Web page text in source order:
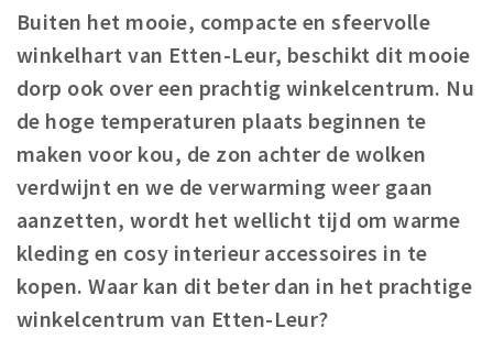
Winkelgebieden
Parkeren
Bezienswaardigheden
Musea, theaters & podia
Uitjes & activiteiten
Toeristische routes
Natuurgebieden
Baroniepoorten
Sport
Buiten het mooie, compacte en sfeervolle
winkelhart van Etten-Leur, beschikt dit mooie
dorp ook over een prachtig winkelcentrum. Nu
de hoge temperaturen plaats beginnen te
maken voor kou, de zon achter de wolken
verdwijnt en we de verwarming weer gaan
aanzetten, wordt het wellicht tijd om warme
kleding en cosy interieur accessoires in te
kopen. Waar kan dit beter dan in het prachtige
winkelcentrum van Etten-Leur?